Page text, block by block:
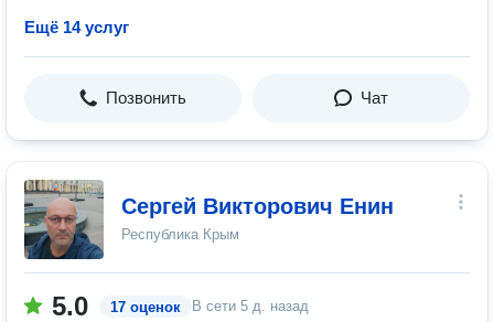
Ещё 14 услуг
Позвонить Чат
Сергей Викторович Енин
Республика Крым
5.0 17 оценок В сети 5 д. назад